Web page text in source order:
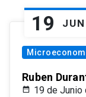
19 JUN
Ruben
19 de Junio